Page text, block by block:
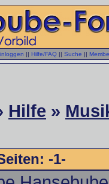
|| Hilfe/FAQ || Suche ||
Hilfe »
-1-